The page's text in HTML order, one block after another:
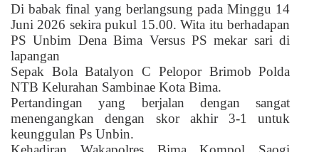
Di babak final yang berlangsung pada Minggu 14
Juni 2026 sekira pukul 15.00. Wita itu berhadapan
PS Unbim Dena Bima Versus PS mekar sari di
lapangan
Sepak Bola Batalyon C Pelopor Brimob Polda
NTB Kelurahan Sambinae Kota Bima.
Pertandingan yang berjalan dengan sangat
menengangkan dengan skor akhir 3-1 untuk
keunggulan Ps Unbin.